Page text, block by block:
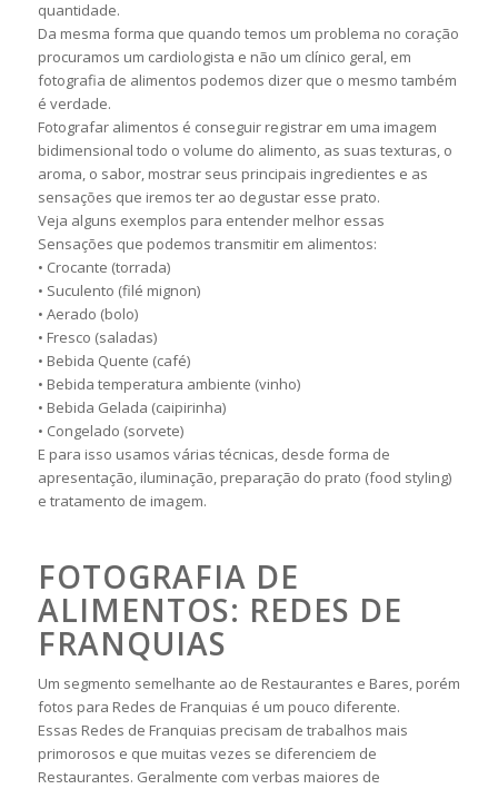
quantidade.
Da mesma forma que quando temos um problema no coração
procuramos um cardiologista e não um clínico geral, em
fotografia de alimentos podemos dizer que o mesmo também
é verdade.
Fotografar alimentos é conseguir registrar em uma imagem
bidimensional todo o volume do alimento, as suas texturas, o
aroma, o sabor, mostrar seus principais ingredientes e as
sensações que iremos ter ao degustar esse prato.
Veja alguns exemplos para entender melhor essas
Sensações que podemos transmitir em alimentos:
• Crocante (torrada)
• Suculento (filé mignon)
• Aerado (bolo)
• Fresco (saladas)
• Bebida Quente (café)
• Bebida temperatura ambiente (vinho)
• Bebida Gelada (caipirinha)
• Congelado (sorvete)
E para isso usamos várias técnicas, desde forma de
apresentação, iluminação, preparação do prato (food styling)
e tratamento de imagem.
FOTOGRAFIA DE
ALIMENTOS: REDES DE
FRANQUIAS
Um segmento semelhante ao de Restaurantes e Bares, porém
fotos para Redes de Franquias é um pouco diferente.
Essas Redes de Franquias precisam de trabalhos mais
primorosos e que muitas vezes se diferenciem de
Restaurantes. Geralmente com verbas maiores de